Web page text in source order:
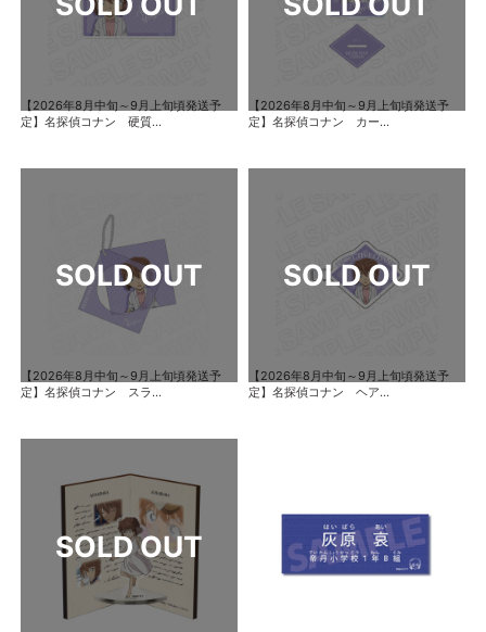
【2026年8月中旬～9月上旬頃発送予
定】名探偵コナン 硬質...
【2026年8月中旬～9月上旬頃発送予
定】名探偵コナン カー...
【2026年8月中旬～9月上旬頃発送予
定】名探偵コナン スラ...
【2026年8月中旬～9月上旬頃発送予
定】名探偵コナン ヘア...